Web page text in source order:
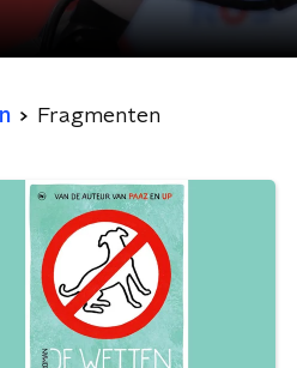
Fragmenten